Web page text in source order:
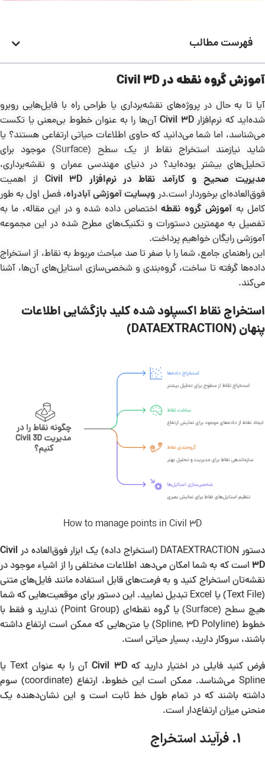
فهرست مطالب
آموزش گروه نقطه در Civil 3D
آیا تا به حال در پروژه‌های نقشه‌برداری یا طراحی راه با فایل‌هایی روبرو
شده‌اید که نرم‌افزارCivil 3D آن‌ها را به عنوان خطوط بی‌معنی یا تکست
می‌شناسد، اما شما می‌دانید که حاوی اطلاعات حیاتی ارتفاعی هستند؟ یا
شاید نیازمند استخراج نقاط از یک سطح (Surface)
موجود برای
تحلیل‌های بیشتر بوده‌اید؟ در دنیای مهندسی عمران و نقشه‌برداری،
مدیریت صحیح و کارآمد نقاط در نرم‌افزار Civil 3D
از اهمیت
فوق‌العاده‌ای برخوردار است.در وبسایت آموزشی آبادراه، فصل اول به طور
کامل به آموزش گروه نقطهاختصاص داده شده و در این مقاله، ما به
تفصیل به مهمترین دستورات و تکنیک‌های مطرح شده در این مجموعه
آموزشی رایگان خواهیم پرداخت.
این راهنمای جامع، شما را با صفر تا صد مباحث مربوط به نقاط، از استخراج
داده‌ها گرفته تا ساخت، گروه‌بندی و شخصی‌سازی استایل‌های آن‌ها، آشنا
می‌کند.
استخراج نقاط اکسپلود شده کلید بازگشایی اطلاعات
پنهان (DATAEXTRACTION)
How to manage points in Civil 3D
دستور DATAEXTRACTION (استخراج داده) یک ابزار فوق‌العاده در
Civil
3D است که به شما امکان می‌دهد اطلاعات مختلفی را از اشیاء موجود در
نقشه‌تان استخراج کنید و به فرمت‌های قابل استفاده مانند فایل‌های متنی
(Text File) یا Excel تبدیل نمایید. این دستور برای موقعیت‌هایی که شما
هیچ سطح (Surface)
یا گروه نقطه‌ای (Point Group) ندارید و فقط با
خطوط (Spline, 3D Polyline) یا متن‌هایی که ممکن است ارتفاع داشته
باشند، سروکار دارید، بسیار حیاتی است.
فرض کنید فایلی در اختیار دارید کهCivil 3D
آن را به عنوان Text یا
Spline می‌شناسد. ممکن است این خطوط، ارتفاع (coordinate) سوم
داشته باشند که در تمام طول خط ثابت است و این نشان‌دهنده یک
منحنی میزان ارتفاع‌دار است.
1. فرآیند استخراج